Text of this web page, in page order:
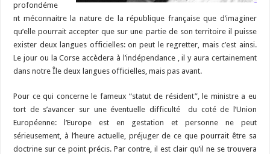
profondéme
nt méconnaitre la nature de la république française que d’imaginer
qu’elle pourrait accepter que sur une partie de son territoire il puisse
exister deux langues officielles: on peut le regretter, mais c’est ainsi.
Le jour ou la Corse accèdera à l’indépendance , il y aura certainement
dans notre Île deux langues officielles, mais pas avant.
Pour ce qui concerne le fameux “statut de résident”, le ministre a eu
tort de s’avancer sur une éventuelle difficulté du coté de l’Union
Européenne: l’Europe est en gestation et personne ne peut
sérieusement, à l’heure actuelle, préjuger de ce que pourrait être sa
doctrine sur ce point précis. Par contre, il est clair qu’il ne se trouvera